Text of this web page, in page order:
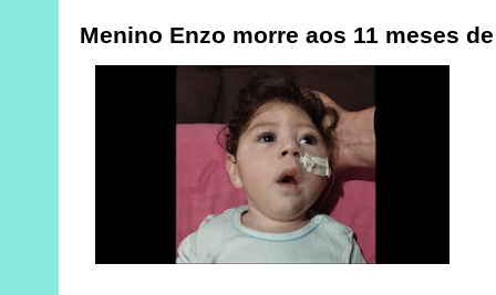
Menino Enzo morre aos 11 meses